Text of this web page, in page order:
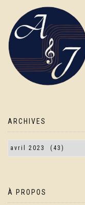
ARCHIVES
À PROPOS